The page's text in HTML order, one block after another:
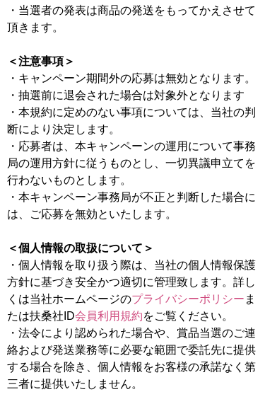
・当選者の発表は商品の発送をもってかえさせて
頂きます。
＜注意事項＞
・キャンペーン期間外の応募は無効となります。
・抽選前に退会された場合は対象外となります
・本規約に定めのない事項については、当社の判
断により決定します。
・応募者は、本キャンペーンの運用について事務
局の運用方針に従うものとし、一切異議申立てを
行わないものとします。
・本キャンペーン事務局が不正と判断した場合に
は、ご応募を無効といたします。
＜個人情報の取扱について＞
・個人情報を取り扱う際は、当社の個人情報保護
方針に基づき安全かつ適切に管理致します。詳し
くは当社ホームページのプライバシーポリシー ま
たは扶桑社ID会員利用規約をご覧ください。
・法令により認められた場合や、賞品当選のご連
絡および発送業務等に必要な範囲で委託先に提供
する場合を除き、個人情報をお客様の承諾なく第
三者に提供いたしません。